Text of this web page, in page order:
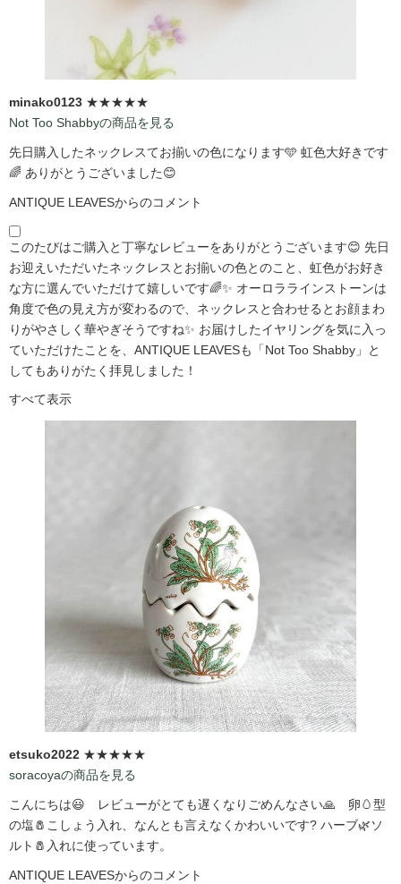
minako0123 ★★★★★
Not Too Shabbyの商品を見る
先日購入したネックレスてお揃いの色になります🩵 虹色大好きです
🌈 ありがとうございました😊
ANTIQUE LEAVESからのコメント
このたびはご購入と丁寧なレビューをありがとうございます😊 先日
お迎えいただいたネックレスとお揃いの色とのこと、虹色がお好き
な方に選んでいただけて嬉しいです🌈✨ オーロララインストーンは
角度で色の見え方が変わるので、ネックレスと合わせるとお顔まわ
りがやさしく華やぎそうですね✨ お届けしたイヤリングを気に入っ
ていただけたことを、ANTIQUE LEAVESも「Not Too Shabby」と
してもありがたく拝見しました！
すべて表示
etsuko2022 ★★★★★
soracoyaの商品を見る
こんにちは😃 レビューがとても遅くなりごめんなさい🙏 卵🥚型
の塩🧂こしょう入れ、なんとも言えなくかわいいです?️ ハーブ🌿ソ
ルト🧂入れに使っています。
ANTIQUE LEAVESからのコメント